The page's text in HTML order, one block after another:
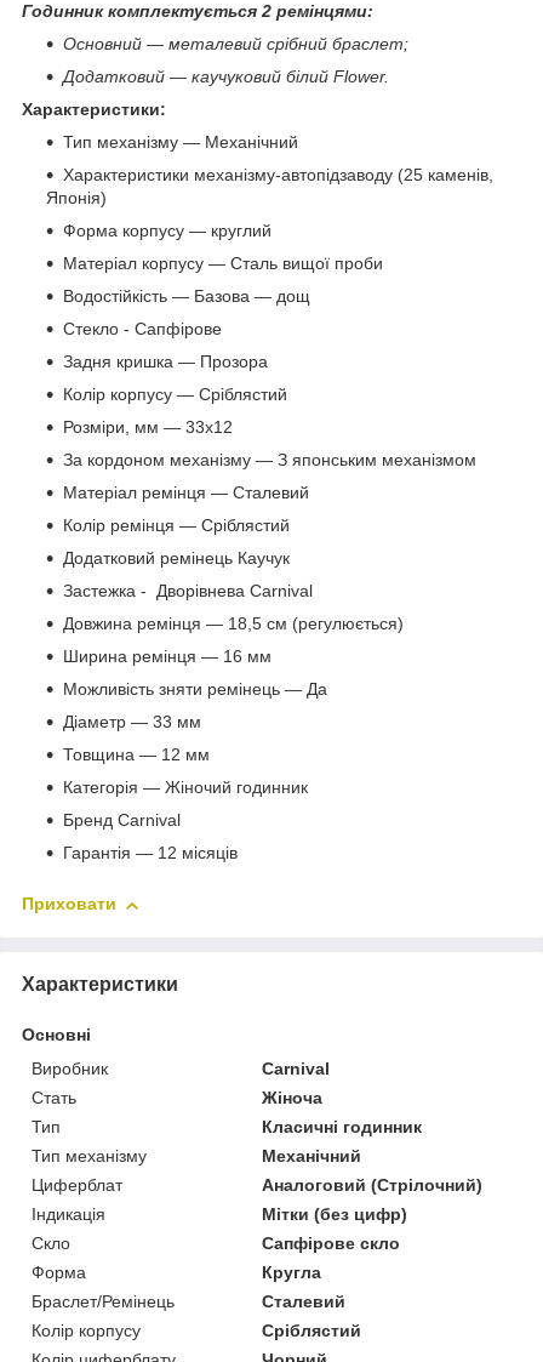
Годинник комплектується 2 ремінцями:
Основний — металевий срібний браслет;
Додатковий — каучуковий білий Flower.
Характеристики:
Тип механізму — Механічний
Характеристики механізму-автопідзаводу (25 каменів,
Японія)
Форма корпусу — круглий
Матеріал корпусу — Сталь вищої проби
Водостійкість — Базова — дощ
Стекло - Сапфірове
Задня кришка — Прозора
Колір корпусу — Сріблястий
Розміри, мм — 33х12
За кордоном механізму — З японським механізмом
Матеріал ремінця — Сталевий
Колір ремінця — Сріблястий
Додатковий ремінець Каучук
Застежка - Дворівнева Carnival
Довжина ремінця — 18,5 см (регулюється)
Ширина ремінця — 16 мм
Можливість зняти ремінець — Да
Діаметр — 33 мм
Товщина — 12 мм
Категорія — Жіночий годинник
Бренд Carnival
Гарантія — 12 місяців
Приховати
Характеристики
Основні
Виробник
Carnival
Стать
Жіноча
Тип
Класичні годинник
Тип механізму
Механічний
Циферблат
Аналоговий (Стрілочний)
Індикація
Мітки (без цифр)
Скло
Сапфірове скло
Форма
Кругла
Браслет/Ремінець
Сталевий
Колір корпусу
Сріблястий